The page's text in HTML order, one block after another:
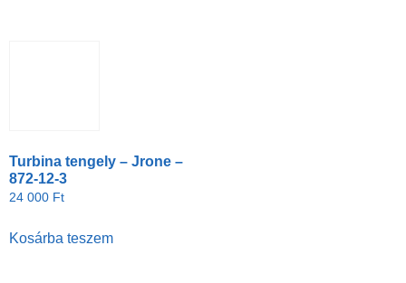
Turbina tengely – Jrone –
872-12-3
24 000 Ft
Kosárba teszem